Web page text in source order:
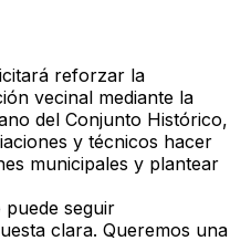
reforzar la
vecinal mediante la
del Conjunto Histórico,
y técnicos hacer
municipales y plantear
seguir
clara. Queremos una